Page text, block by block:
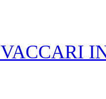
VACCARI